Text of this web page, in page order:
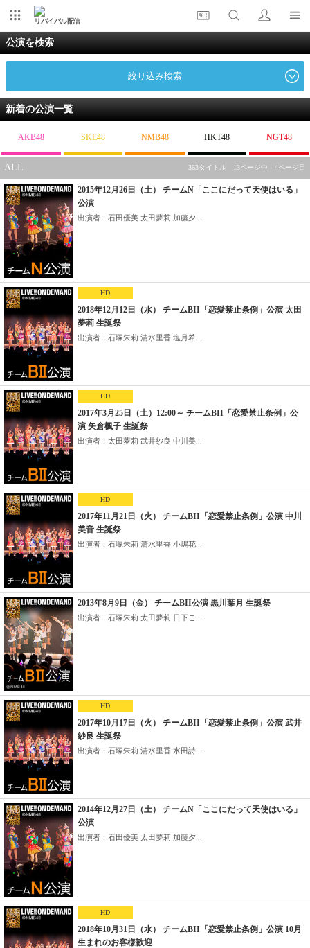
リバイバル配信
公演を検索
絞り込み検索
新着の公演一覧
AKB48 SKE48 NMB48 HKT48 NGT48
ALL 363タイトル 13ページ中 4ページ目
2015年12月26日（土） チームN「ここにだって天使はいる」
公演
出演者：石田優美 太田夢莉 加藤夕...
HD
2018年12月12日（水） チームBII「恋愛禁止条例」公演 太田
夢莉 生誕祭
出演者：石塚朱莉 清水里香 塩月希...
HD
2017年3月25日（土）12:00～ チームBII「恋愛禁止条例」公
演 矢倉楓子 生誕祭
出演者：太田夢莉 武井紗良 中川美...
HD
2017年11月21日（火） チームBII「恋愛禁止条例」公演 中川
美音 生誕祭
出演者：石塚朱莉 清水里香 小嶋花...
2013年8月9日（金） チームBII公演 黒川葉月 生誕祭
出演者：石塚朱莉 太田夢莉 日下こ...
HD
2017年10月17日（火） チームBII「恋愛禁止条例」公演 武井
紗良 生誕祭
出演者：石塚朱莉 清水里香 水田詩...
2014年12月27日（土） チームN「ここにだって天使はいる」
公演
出演者：石田優美 太田夢莉 加藤夕...
HD
2018年10月31日（水） チームBII「恋愛禁止条例」公演 10月
生まれのお客様歓迎